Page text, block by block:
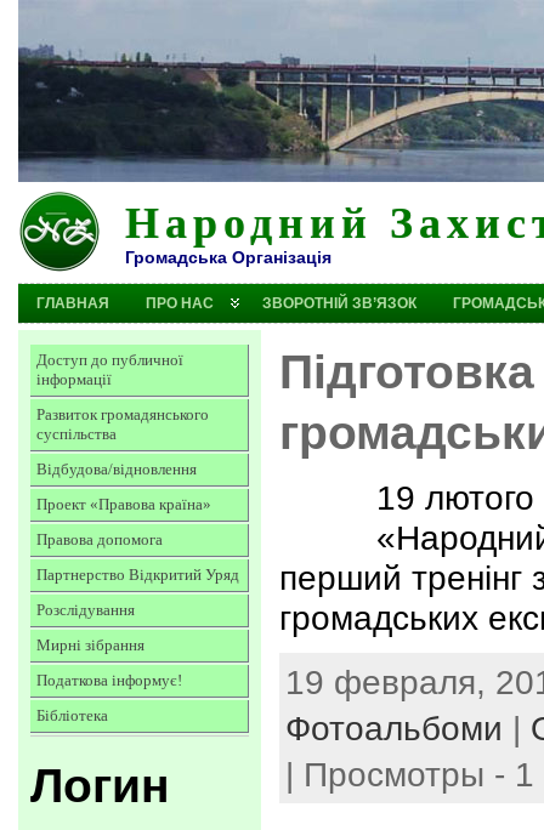
Народний
Громадська Організація
ГЛАВНАЯ ПРО НАС ЗВОРОТНІЙ ЗВ’ЯЗОК
Доступ до публичної
інформації
Развиток громадянського
суспільства
Відбудова/відновлення
Проект «Правова країна»
Правова допомога
Партнерство Відкритий Уряд
Розслідування
Мирні зібрання
Податкова інформує!
Бібліотека
Логин
19
перший тренінг
громадських
19 февраля,
Фотоальбоми |
| Просмотры - 1